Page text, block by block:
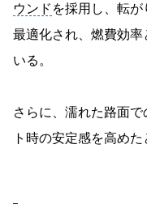
ウンド を採用し、転
最適化され、燃費効
いる。
さらに、濡れた路面
ト時の安定感を高めた